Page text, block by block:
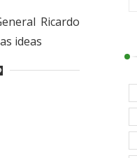
Ricardo
ideas